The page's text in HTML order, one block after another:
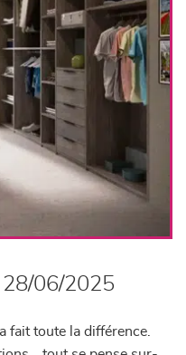
06/2025
fait toute la différence.